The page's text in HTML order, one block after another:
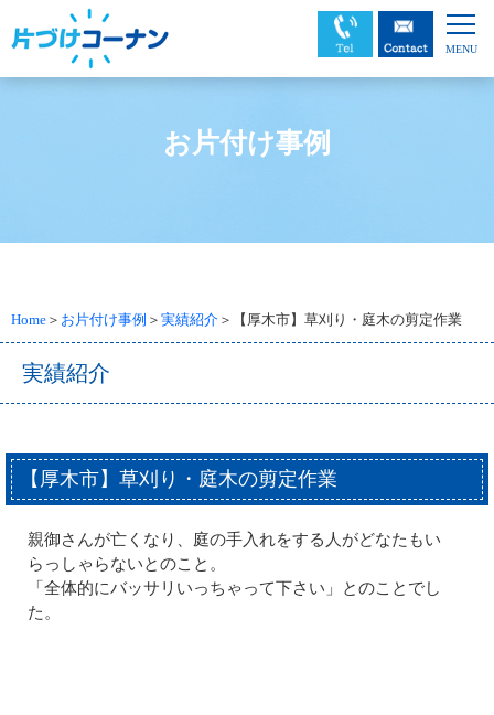
お片付け事例
Home ＞ お片付け事例 ＞ 実績紹介 ＞【厚木市】草刈り・庭木の剪定作業
実績紹介
【厚木市】草刈り・庭木の剪定作業
親御さんが亡くなり、庭の手入れをする人がどなたもい
らっしゃらないとのこと。
「全体的にバッサリいっちゃって下さい」とのことでし
た。